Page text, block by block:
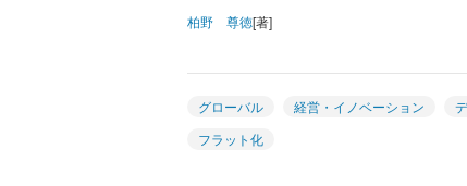
柏野 尊徳[著]
グローバル 経営・イノベーション
フラット化